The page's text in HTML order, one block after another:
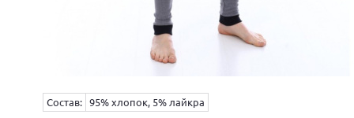
Состав: 95% хлопок, 5% лайкра